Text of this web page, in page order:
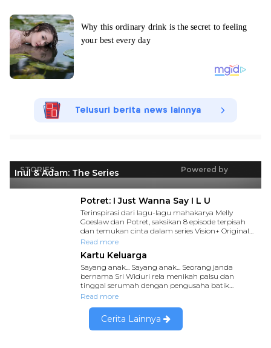
Telusuri berita news lainnya